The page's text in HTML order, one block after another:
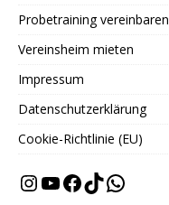
Probetraining vereinbaren
Vereinsheim mieten
Impressum
Datenschutzerklärung
Cookie-Richtlinie (EU)